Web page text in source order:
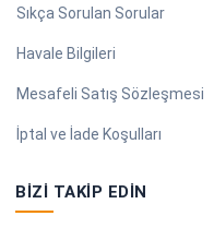
Sıkça Sorulan Sorular
Havale Bilgileri
Mesafeli Satış Sözleşmesi
İptal ve İade Koşulları
BIZI TAKIP EDIN